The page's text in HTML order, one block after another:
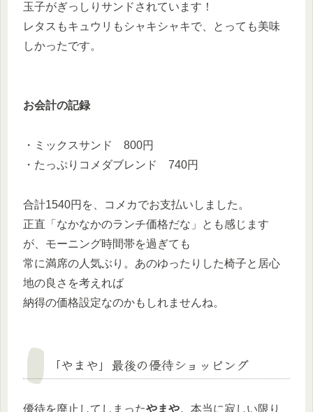
玉子がぎっしりサンドされています！
レタスもキュウリもシャキシャキで、とっても美味
しかったです。
お会計の記録
・ミックスサンド 800円
・たっぷりコメダブレンド 740円
合計1540円を、コメカでお支払いしました。
正直「なかなかのランチ価格だな」とも感じます
が、モーニング時間帯を過ぎても
常に満席の人気ぶり。あのゆったりした椅子と居心
地の良さを考えれば
納得の価格設定なのかもしれませんね。
「やまや」最後の優待ショッピング
優待を廃止してしまったやまや。本当に寂しい限り